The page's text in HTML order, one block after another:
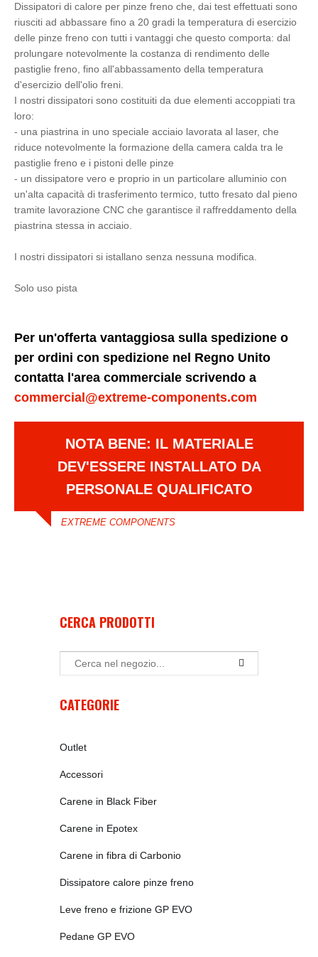
Dissipatori di calore per pinze freno che, dai test effettuati sono
riusciti ad abbassare fino a 20 gradi la temperatura di esercizio
delle pinze freno con tutti i vantaggi che questo comporta: dal
prolungare notevolmente la costanza di rendimento delle
pastiglie freno, fino all'abbassamento della temperatura
d'esercizio dell'olio freni.
I nostri dissipatori sono costituiti da due elementi accoppiati tra
loro:
- una piastrina in uno speciale acciaio lavorata al laser, che
riduce notevolmente la formazione della camera calda tra le
pastiglie freno e i pistoni delle pinze
- un dissipatore vero e proprio in un particolare alluminio con
un'alta capacità di trasferimento termico, tutto fresato dal pieno
tramite lavorazione CNC che garantisce il raffreddamento della
piastrina stessa in acciaio.
I nostri dissipatori si istallano senza nessuna modifica.
Solo uso pista
Per un'offerta vantaggiosa sulla spedizione o
per ordini con spedizione nel Regno Unito
contatta l'area commerciale scrivendo a
commercial@extreme-components.com
NOTA BENE: IL MATERIALE
DEV'ESSERE INSTALLATO DA
PERSONALE QUALIFICATO
EXTREME COMPONENTS
CERCA PRODOTTI
CATEGORIE
Outlet
Accessori
Carene in Black Fiber
Carene in Epotex
Carene in fibra di Carbonio
Dissipatore calore pinze freno
Leve freno e frizione GP EVO
Pedane GP EVO